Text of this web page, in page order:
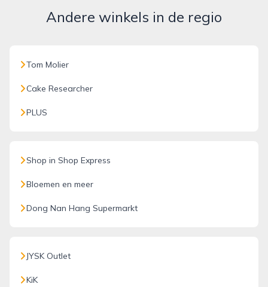
Andere winkels in de regio
Tom Molier
Cake Researcher
PLUS
Shop in Shop Express
Bloemen en meer
Dong Nan Hang Supermarkt
JYSK Outlet
KiK